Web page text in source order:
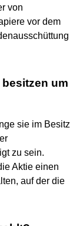
von
vor dem
um
sie im Besitz
zu sein.
Aktie einen
auf der die